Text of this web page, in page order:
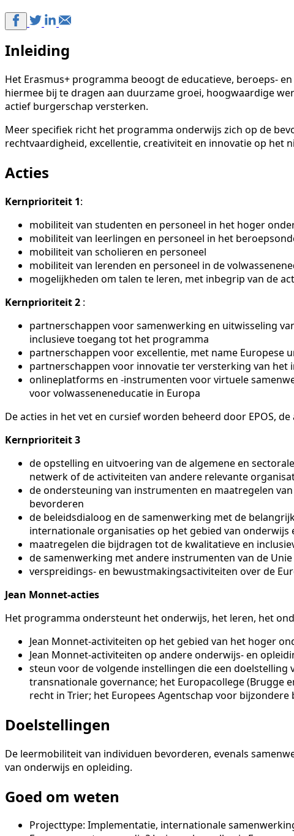
Inleiding
Het Erasmus+ programma beoogt de educatieve, beroeps-
hiermee bij te dragen aan duurzame groei, hoogwaardige
actief burgerschap versterken.
Meer specifiek richt het programma onderwijs zich op de
rechtvaardigheid, excellentie, creativiteit en innovatie op het
Acties
Kernprioriteit 1:
mobiliteit van studenten en personeel in het hoger
mobiliteit van leerlingen en personeel in het
mobiliteit van scholieren en personeel
mobiliteit van lerenden en personeel in de
mogelijkheden om talen te leren, met inbegrip van de
Kernprioriteit 2 :
partnerschappen voor samenwerking en uitwisseling
inclusieve toegang tot het programma
partnerschappen voor excellentie, met name
partnerschappen voor innovatie ter versterking van het
onlineplatforms en -instrumenten voor virtuele
voor volwasseneneducatie in Europa
De acties in het vet en cursief worden beheerd door EPOS,
Kernprioriteit 3
de opstelling en uitvoering van de algemene en
netwerk of de activiteiten van andere relevante
de ondersteuning van instrumenten en maatregelen
bevorderen
de beleidsdialoog en de samenwerking met de
internationale organisaties op het gebied van onderwijs
maatregelen die bijdragen tot de kwalitatieve en
de samenwerking met andere instrumenten van de
verspreidings- en bewustmakingsactiviteiten over de
Jean Monnet-acties
Het programma ondersteunt het onderwijs, het leren, het
Jean Monnet-activiteiten op het gebied van het hoger
Jean Monnet-activiteiten op andere onderwijs- en
steun voor de volgende instellingen die een
transnationale governance; het Europacollege (Brugge
recht in Trier; het Europees Agentschap voor
Doelstellingen
De leermobiliteit van individuen bevorderen, evenals
van onderwijs en opleiding.
Goed om weten
Projecttype: Implementatie, internationale